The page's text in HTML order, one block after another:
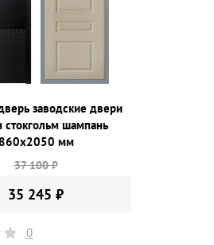
заводские двери
стокгольм шампань
860х2050 мм
37 100 ₽
35 245 ₽
0